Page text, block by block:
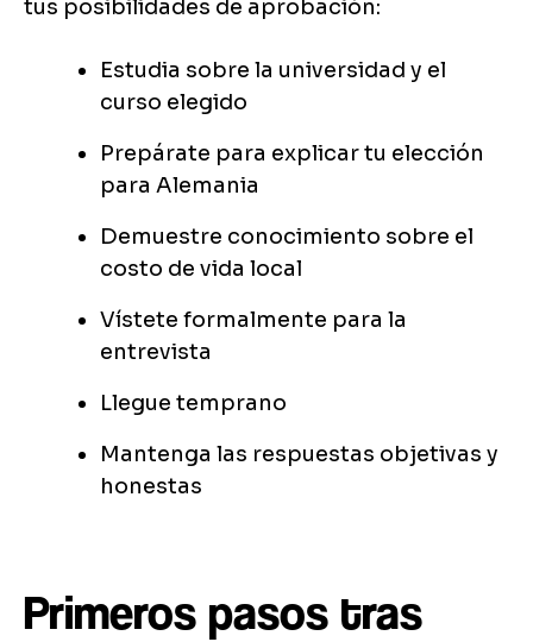
tus posibilidades de aprobación:
Estudia sobre la universidad y el
curso elegido
Prepárate para explicar tu elección
para Alemania
Demuestre conocimiento sobre el
costo de vida local
Vístete formalmente para la
entrevista
Llegue temprano
Mantenga las respuestas objetivas y
honestas
Primeros pasos tras